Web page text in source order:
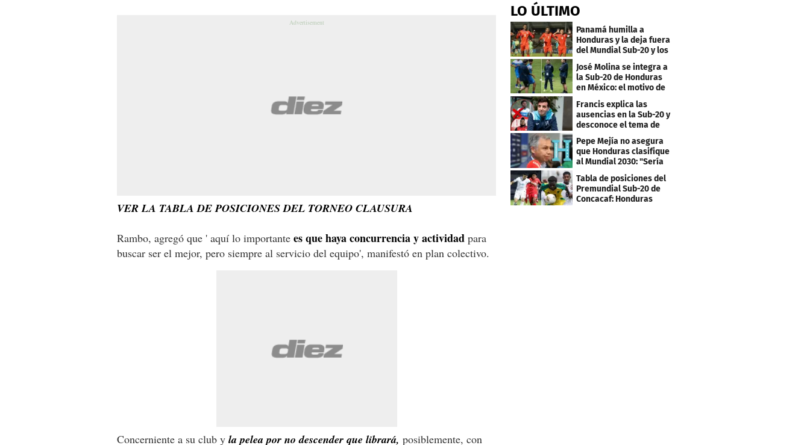
VER LA TABLA DE POSICIONES DEL TORNEO CLAUSURA
Rambo, agregó que ' aquí lo importante es que haya concurrencia y actividad para
buscar ser el mejor, pero siempre al servicio del equipo', manifestó en plan colectivo.
Concerniente a su club y la pelea por no descender que librará, posiblemente, con
LO ÚLTIMO
Panamá humilla a
Honduras y la deja fuera
del Mundial Sub-20 y los
Juegos Olímpicos
José Molina se integra a
la Sub-20 de Honduras
en México: el motivo de
su viaje
Francis explica las
ausencias en la Sub-20 y
desconoce el tema de
los tiktokers
Pepe Mejía no asegura
que Honduras clasifique
al Mundial 2030: "Sería
mentir"
Tabla de posiciones del
Premundial Sub-20 de
Concacaf: Honduras